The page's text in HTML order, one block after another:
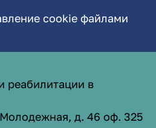
cookie файлами
реабилитации в
д. 46 оф. 325